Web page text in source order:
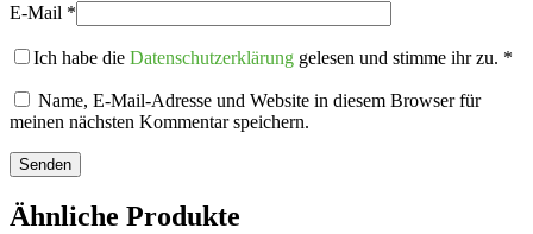
E-Mail *
Ich habe die Datenschutzerklärung gelesen und stimme ihr zu. *
Name, E-Mail-Adresse und Website in diesem Browser für
meinen nächsten Kommentar speichern.
Ähnliche Produkte